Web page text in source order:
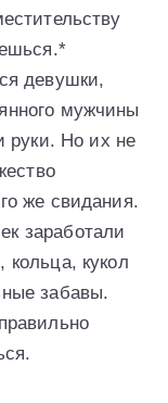
девушки,
мужчины
руки. Но их не
же свидания.
заработали
кукол
забавы.